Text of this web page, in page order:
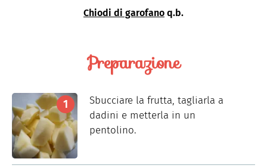
Chiodi di garofano q.b.
Preparazione
Sbucciare la frutta, tagliarla a
dadini e metterla in un
pentolino.